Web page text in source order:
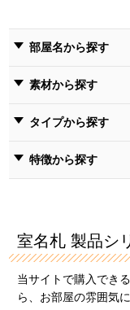
部屋名から探す
素材から探す
タイプから探す
特徴から探す
室名札 製品シ
当サイトで購入でき
ら、お部屋の雰囲気